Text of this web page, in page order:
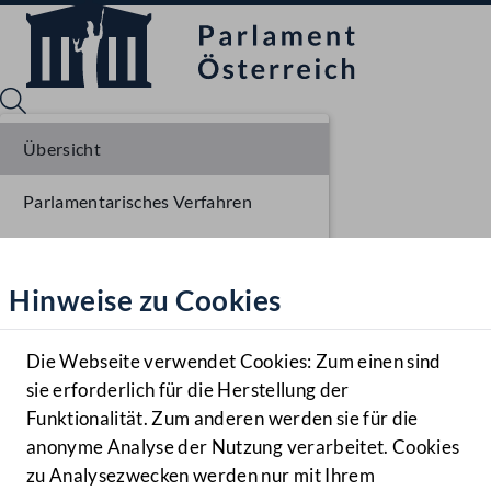
Hilfe
Benutzer
Navigationsmenü öffnen
MENÜ
Hinweise zu Cookies
Die Webseite verwendet Cookies: Zum einen sind
sie erforderlich für die Herstellung der
Funktionalität. Zum anderen werden sie für die
anonyme Analyse der Nutzung verarbeitet. Cookies
zu Analysezwecken werden nur mit Ihrem
Übersicht
Parlamentarisches Verfahren
Ausschussberatungen NR
Plenarberatungen NR
Einlangen BR
Ausschussberatungen BR